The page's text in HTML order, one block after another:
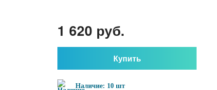
1 620 руб.
Купить
Наличие: 10 шт